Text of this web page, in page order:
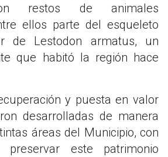
restos de animales
ellos parte del esqueleto
de Lestodon armatus, un
que habitó la región hace
y puesta en valor
desarrolladas de manera
áreas del Municipio, con
este patrimonio